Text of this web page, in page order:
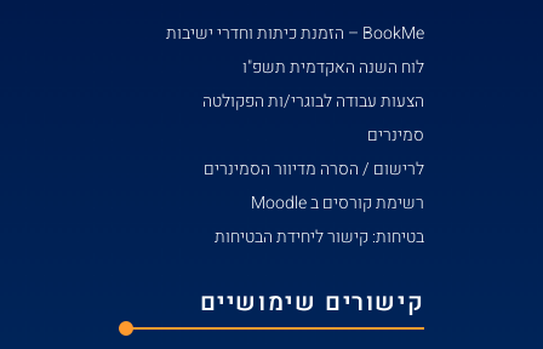
BookMe – הזמנת כיתות וחדרי ישיבות
לוח השנה האקדמית תשפ"ו
הצעות עבודה לבוגרי/ות הפקולטה
סמינרים
לרישום / הסרה מדיוור הסמינרים
רשימת קורסים ב Moodle
בטיחות: קישור ליחידת הבטיחות
קישורים שימושיים